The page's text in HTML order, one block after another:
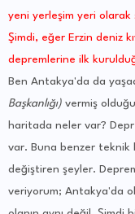
yeni yerleşim yeri olarak
Şimdi, eğer Erzin deniz
depremlerine ilk
Ben Antakya'da da
Başkanlığı) vermiş
haritada neler var?
var. Buna benzer teknik
değiştiren şeyler.
veriyorum; Antakya'da